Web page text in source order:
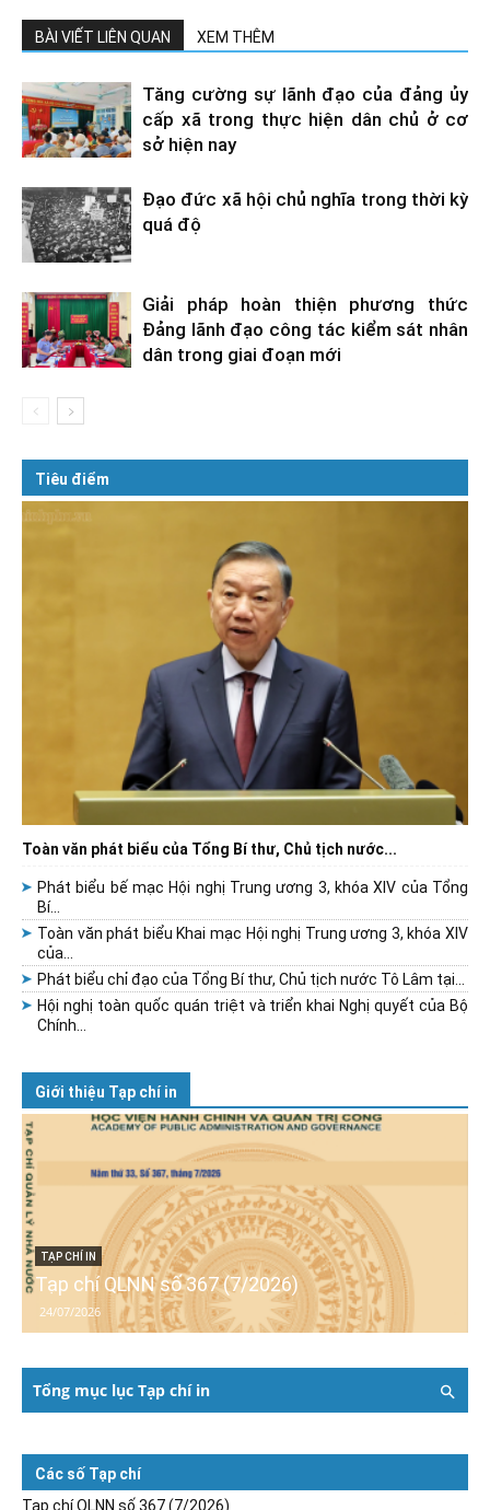
BÀI VIẾT LIÊN QUAN XEM THÊM
Tăng cường sự lãnh đạo của đảng ủy
cấp xã trong thực hiện dân chủ ở cơ
sở hiện nay
Đạo đức xã hội chủ nghĩa trong thời kỳ
quá độ
Giải pháp hoàn thiện phương thức
Đảng lãnh đạo công tác kiểm sát nhân
dân trong giai đoạn mới
Tiêu điểm
Toàn văn phát biểu của Tổng Bí thư, Chủ tịch nước...
Phát biểu bế mạc Hội nghị Trung ương 3, khóa XIV của Tổng
Bí...
Toàn văn phát biểu Khai mạc Hội nghị Trung ương 3, khóa XIV
của...
Phát biểu chỉ đạo của Tổng Bí thư, Chủ tịch nước Tô Lâm tại...
Hội nghị toàn quốc quán triệt và triển khai Nghị quyết của Bộ
Chính...
Giới thiệu Tạp chí in
TẠP CHÍ IN
Tạp chí QLNN số 367 (7/2026)
24/07/2026
Tổng mục lục Tạp chí in
Các số Tạp chí
Tạp chí QLNN số 367 (7/2026)